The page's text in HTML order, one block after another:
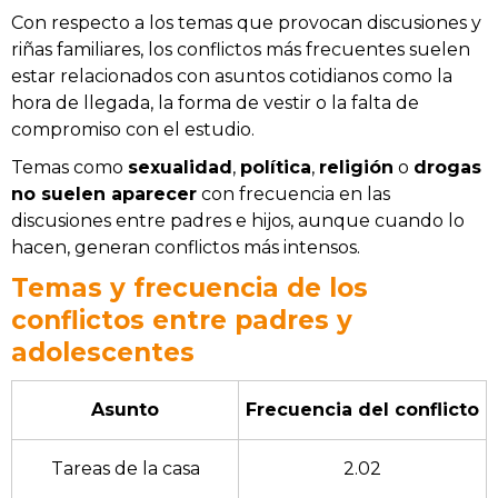
Con respecto a los temas que provocan discusiones y
riñas familiares, los conflictos más frecuentes suelen
estar relacionados con asuntos cotidianos como la
hora de llegada, la forma de vestir o la falta de
compromiso con el estudio.
Temas como sexualidad, política, religión o drogas
no suelen aparecer con frecuencia en las
discusiones entre padres e hijos, aunque cuando lo
hacen, generan conflictos más intensos.
Temas y frecuencia de los
conflictos entre padres y
adolescentes
Asunto Frecuencia del conflicto
Tareas de la casa 2.02